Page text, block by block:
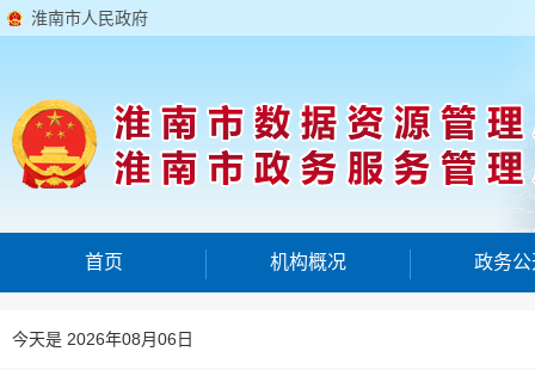
淮南市人民政府
首页 机构概况 政务公
今天是 2026年08月06日